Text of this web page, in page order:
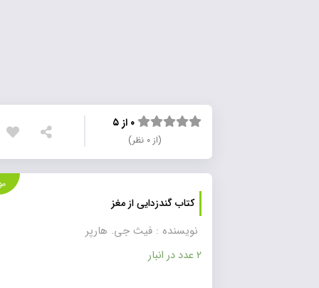
۰ از ۵
کتاب گندزدایی از مغز
موجود
نویسنده : فیث جی. هارپر